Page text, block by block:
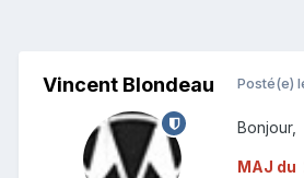
Vincent Blondeau Posté(e)
Bonjour,
MAJ du